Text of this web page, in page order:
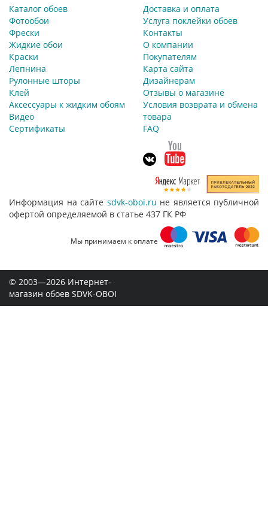
Каталог обоев
Фотообои
Фрески
Жидкие обои
Краски
Лепнина
Рулонные шторы
Клей
Аксессуары к жидким обоям
Видео
Сертификаты
Доставка и оплата
Услуга поклейки обоев
Контакты
О компании
Покупателям
Карта сайта
Дизайнерам
Отзывы о магазине
Условия возврата и обмена
товара
FAQ
Информация на сайте sdvk-oboi.ru не является публичной
офертой определяемой в статье 437 ГК РФ
Мы принимаем к оплате
© 2003—2026 Интернет-
магазин обоев SDVK-OBOI